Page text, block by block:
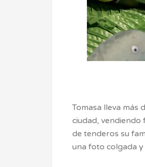
Tomasa lleva más
ciudad, vendiendo
de tenderos su
una foto colgada